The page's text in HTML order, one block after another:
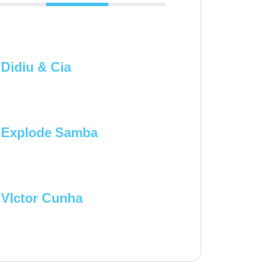
Didiu & Cia
Explode Samba
VIctor Cunha